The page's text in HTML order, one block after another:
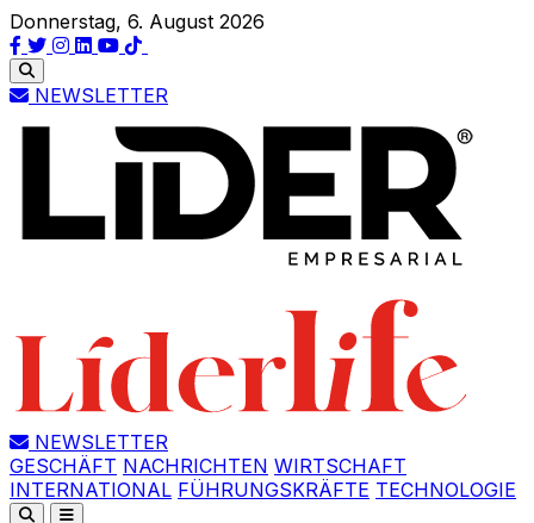
Donnerstag, 6. August 2026
NEWSLETTER
NEWSLETTER
GESCHÄFT NACHRICHTEN WIRTSCHAFT
INTERNATIONAL FÜHRUNGSKRÄFTE TECHNOLOGIE